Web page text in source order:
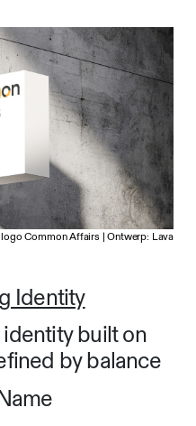
Common Affairs | Ontwerp: Lava
Identity
built on
by balance